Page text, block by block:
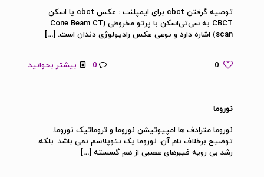
توصیه گرفتن cbct برای ایمپلنت : عکس cbct یا اسکن
CBCT به سی‌تی‌اسکن با پرتو مخروطی (Cone Beam CT
scan) اشاره دارد و نوعی عکس رادیولوژی دندان است.
[…]
0
0 بیشتر بخوانید
نوروما
نوروما مترادف ها امپیوتیشن نوروما و تروماتیک نوروما.
توضیح برخلاف نام آن، نوروما یک نئوپلاسم نمی باشد. بلکه،
رشد بی رویه فیبرهای عصبی از هم گسسته […]